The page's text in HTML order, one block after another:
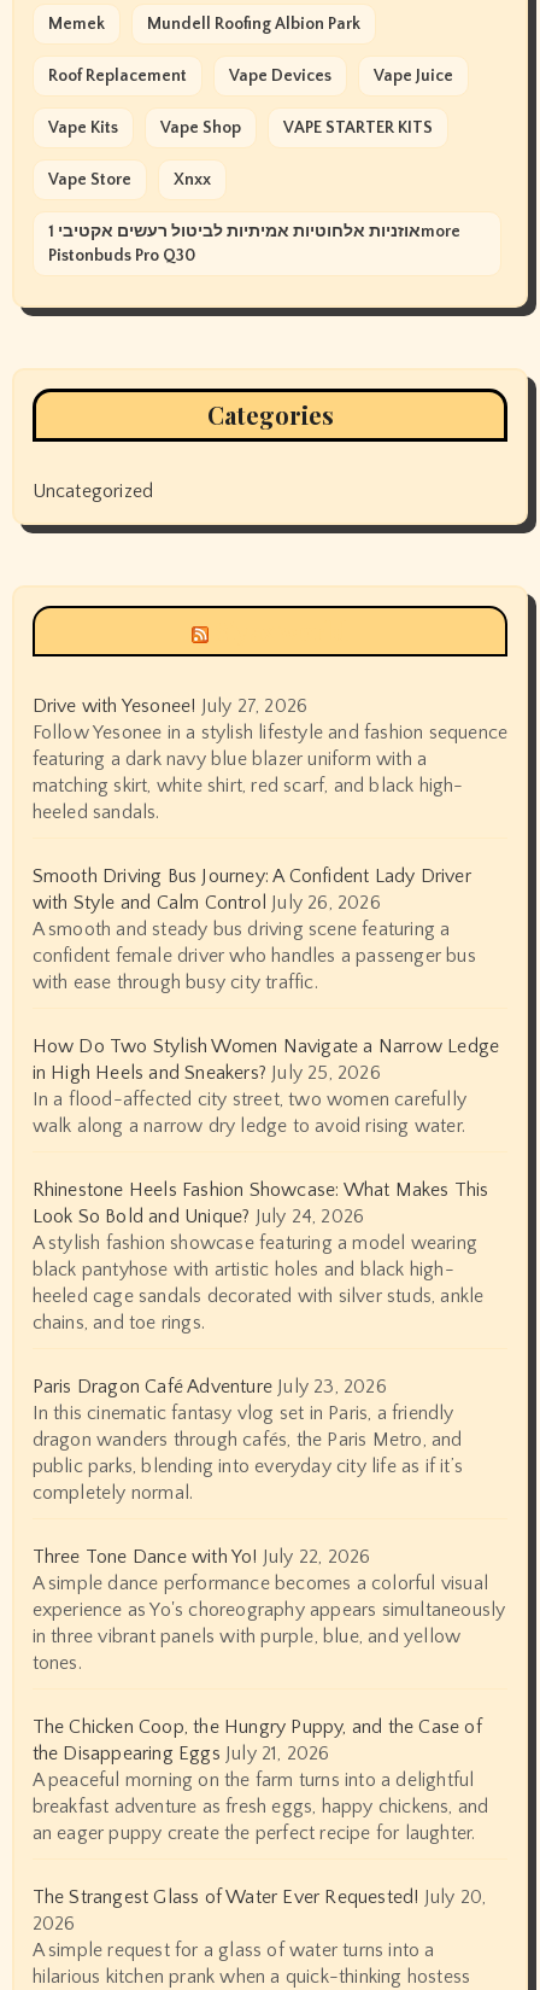
Memek Mundell Roofing Albion Park
Roof Replacement Vape Devices Vape Juice
Vape Kits Vape Shop VAPE STARTER KITS
Vape Store Xnxx
אוזניות אלחוטיות אמיתיות לביטול רעשים אקטיבי 1more
Pistonbuds Pro Q30
Categories
Uncategorized
Drive with Yesonee! July 27, 2026
Follow Yesonee in a stylish lifestyle and fashion sequence
featuring a dark navy blue blazer uniform with a
matching skirt, white shirt, red scarf, and black high-
heeled sandals.
Smooth Driving Bus Journey: A Confident Lady Driver
with Style and Calm Control July 26, 2026
A smooth and steady bus driving scene featuring a
confident female driver who handles a passenger bus
with ease through busy city traffic.
How Do Two Stylish Women Navigate a Narrow Ledge
in High Heels and Sneakers? July 25, 2026
In a flood-affected city street, two women carefully
walk along a narrow dry ledge to avoid rising water.
Rhinestone Heels Fashion Showcase: What Makes This
Look So Bold and Unique? July 24, 2026
A stylish fashion showcase featuring a model wearing
black pantyhose with artistic holes and black high-
heeled cage sandals decorated with silver studs, ankle
chains, and toe rings.
Paris Dragon Café Adventure July 23, 2026
In this cinematic fantasy vlog set in Paris, a friendly
dragon wanders through cafés, the Paris Metro, and
public parks, blending into everyday city life as if it’s
completely normal.
Three Tone Dance with Yo! July 22, 2026
A simple dance performance becomes a colorful visual
experience as Yo's choreography appears simultaneously
in three vibrant panels with purple, blue, and yellow
tones.
The Chicken Coop, the Hungry Puppy, and the Case of
the Disappearing Eggs July 21, 2026
A peaceful morning on the farm turns into a delightful
breakfast adventure as fresh eggs, happy chickens, and
an eager puppy create the perfect recipe for laughter.
The Strangest Glass of Water Ever Requested! July 20,
2026
A simple request for a glass of water turns into a
hilarious kitchen prank when a quick-thinking hostess